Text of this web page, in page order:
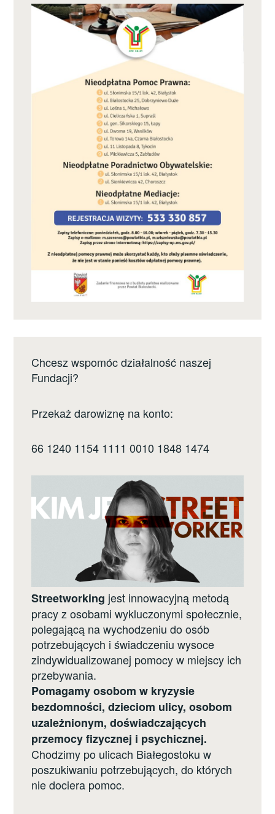
Chcesz wspomóc działalność naszej
Fundacji?
Przekaż darowiznę na konto:
66 1240 1154 1111 0010 1848 1474
Streetworking jest innowacyjną metodą
pracy z osobami wykluczonymi społecznie,
polegającą na wychodzeniu do osób
potrzebujących i świadczeniu wysoce
zindywidualizowanej pomocy w miejscy ich
przebywania.
Pomagamy osobom w kryzysie
bezdomności, dzieciom ulicy, osobom
uzależnionym, doświadczających
przemocy fizycznej i psychicznej.
Chodzimy po ulicach Białegostoku w
poszukiwaniu potrzebujących, do których
nie dociera pomoc.